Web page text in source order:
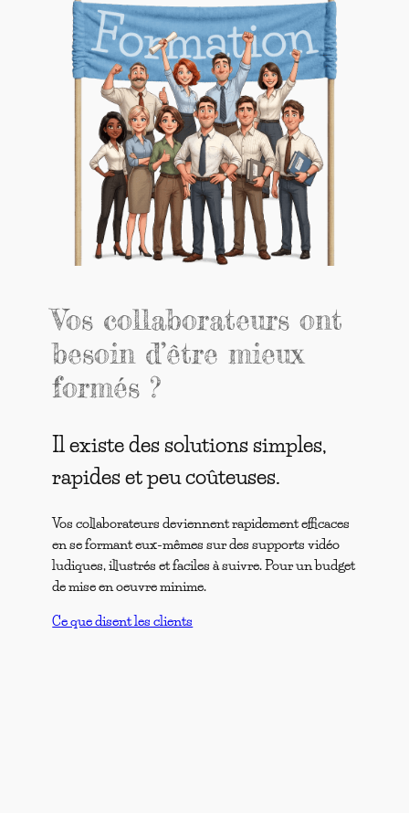
Vos collaborateurs ont
besoin d’être mieux
formés ?
Il existe des solutions simples,
rapides et peu coûteuses.
Vos collaborateurs deviennent rapidement efficaces
en se formant eux-mêmes sur des supports vidéo
ludiques, illustrés et faciles à suivre. Pour un budget
de mise en oeuvre minime.
Ce que disent les clients